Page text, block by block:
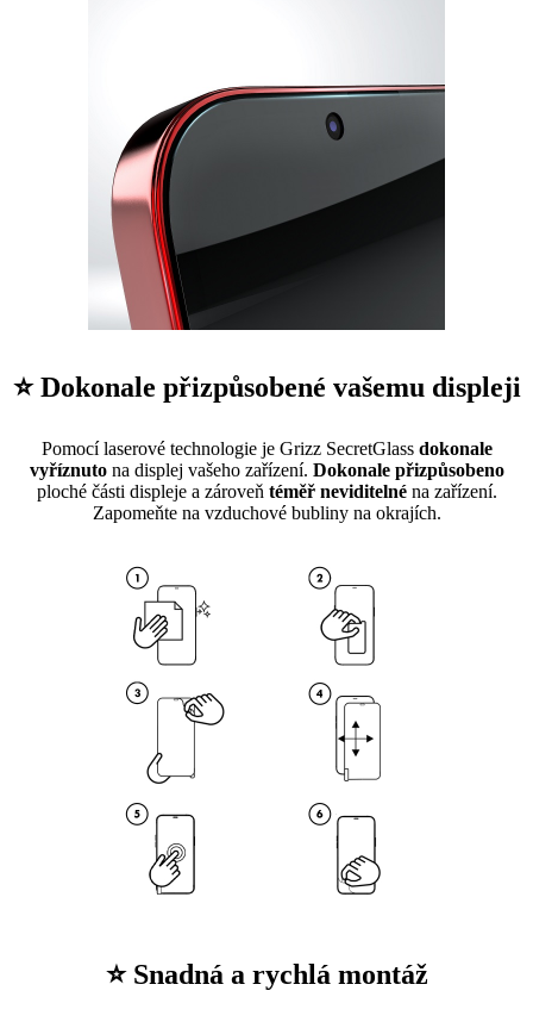
⭐ Dokonale přizpůsobené vašemu displeji
Pomocí laserové technologie je Grizz SecretGlass dokonale
vyříznutona displej vašeho zařízení. Dokonale přizpůsobeno
ploché části displeje a zároveň téměř neviditelnéna zařízení.
Zapomeňte na vzduchové bubliny na okrajích.
⭐ Snadná a rychlá montáž